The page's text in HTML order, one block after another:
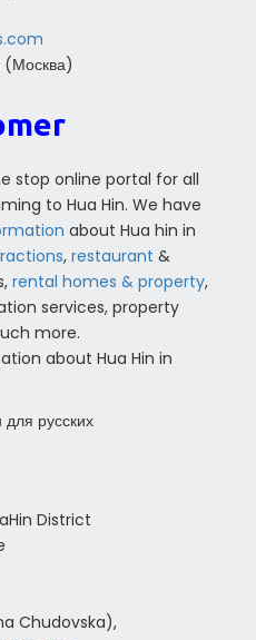
stop online portal for all
to Hua Hin. We have
about Hua hin in
, restaurant &
rental homes & property,
services, property
more.
about Hua Hin in
русских
District
Chudovska),